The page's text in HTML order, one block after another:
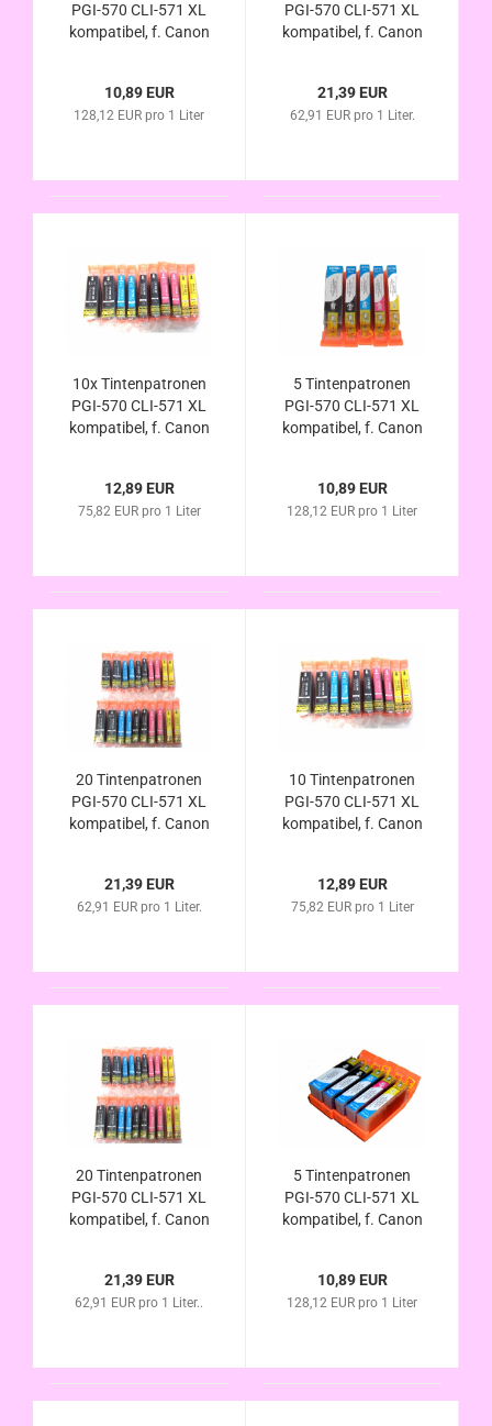
PGI-570 CLI-571 XL
kompatibel, f. Canon
TS5053 TS5055
10,89 EUR
128,12 EUR pro 1 Liter
PGI-570 CLI-571 XL
kompatibel, f. Canon
TS5053 TS5055
21,39 EUR
62,91 EUR pro 1 Liter.
10x Tintenpatronen
PGI-570 CLI-571 XL
kompatibel, f. Canon
12,89 EUR
75,82 EUR pro 1 Liter
5 Tintenpatronen
PGI-570 CLI-571 XL
kompatibel, f. Canon
10,89 EUR
128,12 EUR pro 1 Liter
20 Tintenpatronen
PGI-570 CLI-571 XL
kompatibel, f. Canon
21,39 EUR
62,91 EUR pro 1 Liter.
10 Tintenpatronen
PGI-570 CLI-571 XL
kompatibel, f. Canon
TS8053
12,89 EUR
75,82 EUR pro 1 Liter
20 Tintenpatronen
PGI-570 CLI-571 XL
kompatibel, f. Canon
TS8053
21,39 EUR
62,91 EUR pro 1 Liter..
5 Tintenpatronen
PGI-570 CLI-571 XL
kompatibel, f. Canon
TS8053
10,89 EUR
128,12 EUR pro 1 Liter